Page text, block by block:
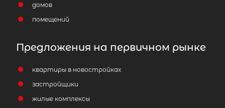
домов
помещений
Предложения на первичном рынке
квартиры в новостройках
застройщики
жилые комплексы